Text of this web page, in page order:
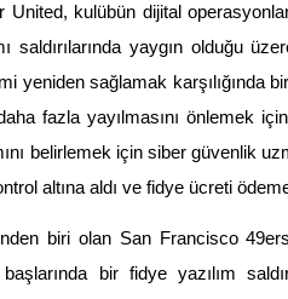
kulübün dijital
saldırılarında yaygın olduğu
yeniden sağlamak karşılığında
fazla yayılmasını önlemek
belirlemek için siber güvenlik
altına aldı ve fidye ücreti
biri olan San Francisco
bir fidye yazılım